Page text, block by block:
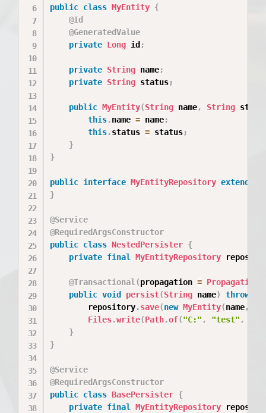
public class MyEntity {
@Id
@GeneratedValue
private Long id ;
private String name;
private String status;
public MyEntity(String name, String
this.name = name;
this.status = status;
}
}
public interface MyEntityRepository extends
}
@Service
@RequiredArgsConstructor
public class NestedPersister {
private final MyEntityRepository
@Transactional (propagation = Propagation
public void persist(String name) throws
        repository
.save(new MyEntity(name,
Files.write(Path.of("C:" , "test" ,
}
}
@Service
@RequiredArgsConstructor
public class BasePersister {
private final MyEntityRepository